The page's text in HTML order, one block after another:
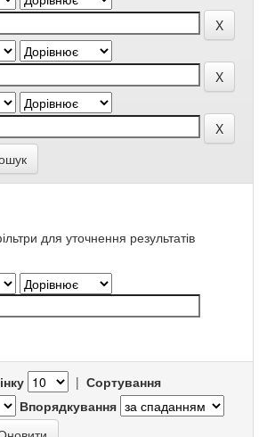
для уточнення результатів
| Сортування
Впорядкування